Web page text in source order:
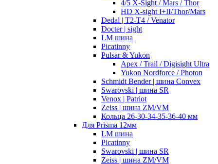
4/5 X-Sight / Mars / Thor
HD X-sight I+II/Thor/Mars
Dedal | T2-T4 / Venator
Docter | sight
LM шина
Picatinny
Pulsar & Yukon
Apex / Trail / Digisight Ultra
Yukon Nordforce / Photon
Schmidt Bender | шина Convex
Swarovski | шина SR
Venox | Patriot
Zeiss | шина ZM/VM
Кольца 26-30-34-35-36-40 мм
Для Prisma 12мм
LM шина
Picatinny
Swarovski | шина SR
Zeiss | шина ZM/VM